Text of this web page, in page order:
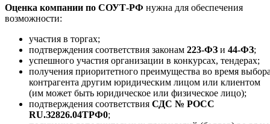
Оценка компании по СОУТ-РФ нужна для обеспечения
возможности:
участия в торгах;
подтверждения соответствия законам 223-ФЗ и 44-ФЗ;
успешного участия организации в конкурсах, тендерах;
получения приоритетного преимущества во время
контрагента другим юридическим лицом или клиентом
(им может быть юридическое или физическое лицо);
подтверждения соответствия СДС № РОСС
RU.З2826.04ТРФ0;